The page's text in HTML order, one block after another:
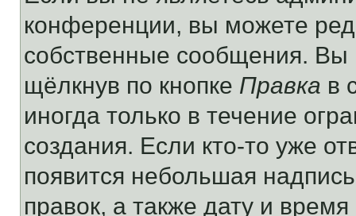
конференции, вы можете
собственные сообщения. Вы
щёлкнув по кнопке Правка в
иногда только в течение
создания. Если кто-то уже
появится небольшая
правок, а также дату и